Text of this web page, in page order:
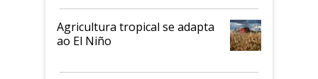
Agricultura tropical se adapta
ao El Niño